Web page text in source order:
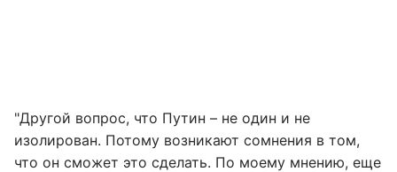
"Другой вопрос, что Путин – не один и не
изолирован. Потому возникают сомнения в том,
что он сможет это сделать. По моему мнению, еще